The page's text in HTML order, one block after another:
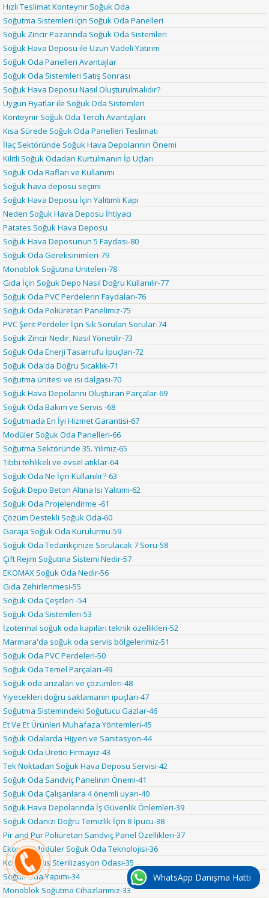
Hızlı Teslimat Konteynır Soğuk Oda
Soğutma Sistemleri için Soğuk Oda Panelleri
Soğuk Zincir Pazarında Soğuk Oda Sistemleri
Soğuk Hava Deposu ile Uzun Vadeli Yatırım
Soğuk Oda Panelleri Avantajlar
Soğuk Oda Sistemleri Satış Sonrası
Soğuk Hava Deposu Nasıl Oluşturulmalıdır?
Uygun Fiyatlar ile Soğuk Oda Sistemleri
Konteynır Soğuk Oda Tercih Avantajları
Kısa Sürede Soğuk Oda Panelleri Teslimatı
İlaç Sektöründe Soğuk Hava Depolarının Önemi
Kilitli Soğuk Odadan Kurtulmanın İp Uçları
Soğuk Oda Rafları ve Kullanımı
Soğuk hava deposu seçimi
Soğuk Hava Deposu İçin Yalıtımlı Kapı
Neden Soğuk Hava Deposu İhtiyacı
Patates Soğuk Hava Deposu
Soğuk Hava Deposunun 5 Faydası-80
Soğuk Oda Gereksinimleri-79
Monoblok Soğutma Üniteleri-78
Gıda İçin Soğuk Depo Nasıl Doğru Kullanılır-77
Soğuk Oda PVC Perdelerin Faydaları-76
Soğuk Oda Poliüretan Panelimiz-75
PVC Şerit Perdeler İçin Sık Sorulan Sorular-74
Soğuk Zincir Nedir, Nasıl Yönetilir-73
Soğuk Oda Enerji Tasarrufu İpuçları-72
Soğuk Oda'da Doğru Sıcaklık-71
Soğutma ünitesi ve ısı dalgası-70
Soğuk Hava Depolarını Oluşturan Parçalar-69
Soğuk Oda Bakım ve Servis -68
Soğutmada En İyi Hizmet Garantisi-67
Modüler Soğuk Oda Panelleri-66
Soğutma Sektöründe 35. Yılımız-65
Tıbbi tehlikeli ve evsel atıklar-64
Soğuk Oda Ne İçin Kullanılır?-63
Soğuk Depo Beton Altına Isı Yalıtımı-62
Soğuk Oda Projelendirme -61
Çözüm Destekli Soğuk Oda-60
Garaja Soğuk Oda Kurulurmu-59
Soğuk Oda Tedarikçinize Sorulacak 7 Soru-58
Çift Rejim Soğutma Sistemi Nedir-57
EKOMAX Soğuk Oda Nedir-56
Gıda Zehirlenmesi-55
Soğuk Oda Çeşitleri -54
Soğuk Oda Sistemleri-53
İzotermal soğuk oda kapıları teknik özellikleri-52
Marmara'da soğuk oda servis bölgelerimiz-51
Soğuk Oda PVC Perdeleri-50
Soğuk Oda Temel Parçaları-49
Soğuk oda arızaları ve çözümleri-48
Yiyecekleri doğru saklamanın ipuçları-47
Soğutma Sistemindeki Soğutucu Gazlar-46
Et Ve Et Ürünleri Muhafaza Yöntemleri-45
Soğuk Odalarda Hijyen ve Sanitasyon-44
Soğuk Oda Üretici Firmayız-43
Tek Noktadan Soğuk Hava Deposu Servisi-42
Soğuk Oda Sandviç Panelinin Önemi-41
Soğuk Oda Çalışanlara 4 önemli uyarı-40
Soğuk Hava Depolarında İş Güvenlik Önlemleri-39
Soğuk Odanızı Doğru Temizlik İçin 8 İpucu-38
Pir and Pur Poliüretan Sandviç Panel Özellikleri-37
Ekomax Modüler Soğuk Oda Teknolojisi-36
Korona Virüs Sterilizasyon Odası-35
Soğuk Oda Yapımı-34
Monoblok Soğutma Cihazlarımız-33
WhatsApp Danışma Hattı